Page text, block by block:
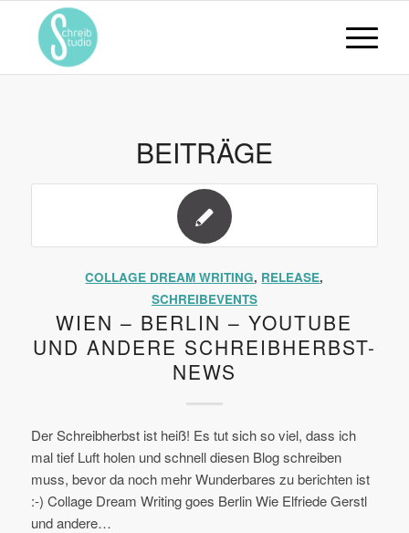
BEITRÄGE
COLLAGE DREAM WRITING, RELEASE,
SCHREIBEVENTS
WIEN – BERLIN – YOUTUBE
UND ANDERE SCHREIBHERBST-
NEWS
Der Schreibherbst ist heiß! Es tut sich so viel, dass ich
mal tief Luft holen und schnell diesen Blog schreiben
muss, bevor da noch mehr Wunderbares zu berichten ist
:-) Collage Dream Writing goes Berlin Wie Elfriede Gerstl
und andere…